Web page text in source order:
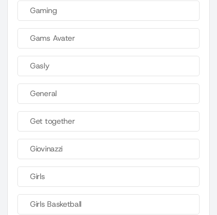
Gaming
Gams Avater
Gasly
General
Get together
Giovinazzi
Girls
Girls Basketball